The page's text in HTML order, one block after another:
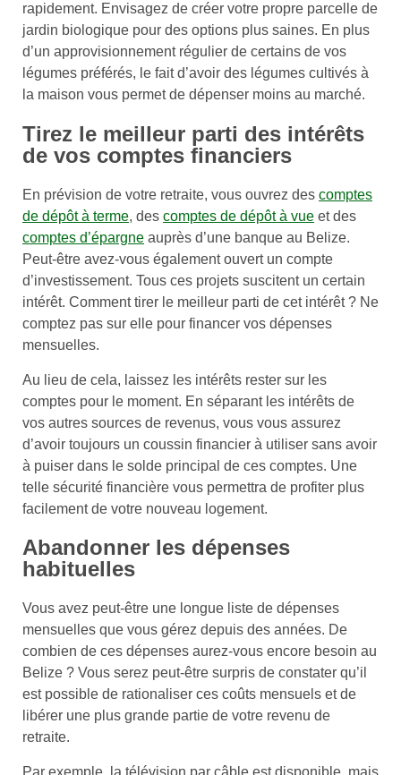
rapidement. Envisagez de créer votre propre parcelle de
jardin biologique pour des options plus saines. En plus
d’un approvisionnement régulier de certains de vos
légumes préférés, le fait d’avoir des légumes cultivés à
la maison vous permet de dépenser moins au marché.
Tirez le meilleur parti des intérêts
de vos comptes financiers
En prévision de votre retraite, vous ouvrez des comptes
de dépôt à terme, des comptes de dépôt à vue et des
comptes d’épargne auprès d’une banque au Belize.
Peut-être avez-vous également ouvert un compte
d’investissement. Tous ces projets suscitent un certain
intérêt. Comment tirer le meilleur parti de cet intérêt ? Ne
comptez pas sur elle pour financer vos dépenses
mensuelles.
Au lieu de cela, laissez les intérêts rester sur les
comptes pour le moment. En séparant les intérêts de
vos autres sources de revenus, vous vous assurez
d’avoir toujours un coussin financier à utiliser sans avoir
à puiser dans le solde principal de ces comptes. Une
telle sécurité financière vous permettra de profiter plus
facilement de votre nouveau logement.
Abandonner les dépenses
habituelles
Vous avez peut-être une longue liste de dépenses
mensuelles que vous gérez depuis des années. De
combien de ces dépenses aurez-vous encore besoin au
Belize ? Vous serez peut-être surpris de constater qu’il
est possible de rationaliser ces coûts mensuels et de
libérer une plus grande partie de votre revenu de
retraite.
Par exemple, la télévision par câble est disponible, mais